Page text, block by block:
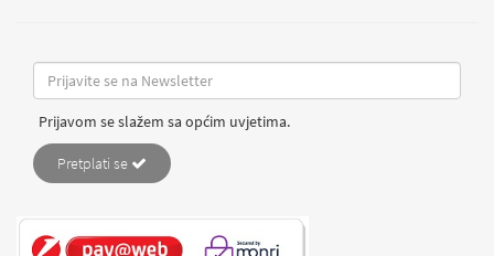
Prijavom se slažem sa općim uvjetima.
Pretplati se